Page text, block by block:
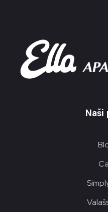
Naši